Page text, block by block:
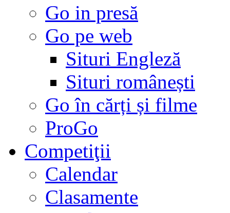
Go in presă
Go pe web
Situri Engleză
Situri românești
Go în cărți și filme
ProGo
Competiţii
Calendar
Clasamente